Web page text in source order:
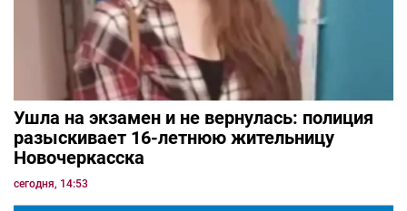
Ушла на экзамен и не вернулась: полиция
разыскивает 16-летнюю жительницу
Новочеркасска
сегодня, 14:53